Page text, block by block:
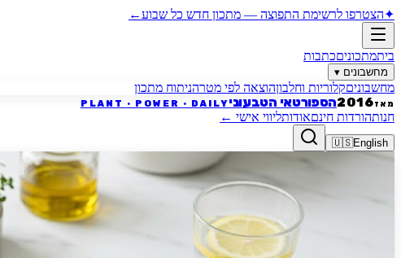
✦הצטרפו לרשימת התפוצה — מתכון חדש כל שבוע←
ביתמתכוניםכתבות
מחשבונים ▾
מחשבוניםקלוריות וחלבוןהוצאה לפי מטרהניתוח מתכון
מאז2016הספורטאי הטבעוניPLANT · POWER · DAILY
חנותהורדות חינםאודותליווי אישי ←
🇺🇸English